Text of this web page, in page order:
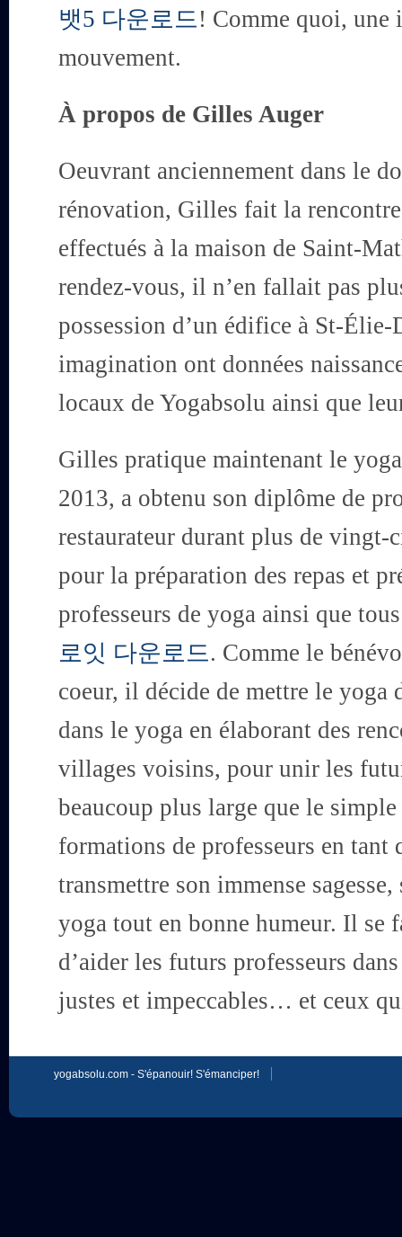
뱃5 다운로드! Comme quoi, une
mouvement.
À propos de Gilles Auger
Oeuvrant anciennement dans le
rénovation, Gilles fait la
effectués à la maison de Saint-
rendez-vous, il n’en fallait pas
possession d’un édifice à St-
imagination ont données
locaux de Yogabsolu ainsi que
Gilles pratique maintenant le
2013, a obtenu son diplôme de
restaurateur durant plus de
pour la préparation des repas et
professeurs de yoga ainsi que
로잇 다운로드. Comme le
coeur, il décide de mettre le yoga
dans le yoga en élaborant des
villages voisins, pour unir les
beaucoup plus large que le
formations de professeurs en
transmettre son immense
yoga tout en bonne humeur. Il se
d’aider les futurs professeurs
justes et impeccables… et ceux
yogabsolu.com - S'épanouir! S'émanciper!